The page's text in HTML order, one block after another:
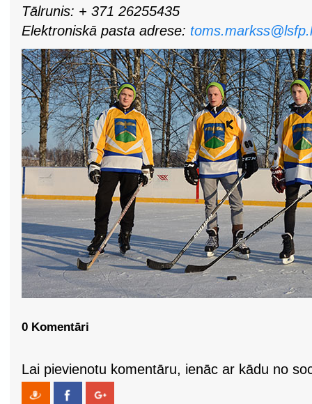
Tālrunis: + 371 26255435
Elektroniskā pasta adrese:
0 Komentāri
Lai pievienotu komentāru, ienāc ar kādu no